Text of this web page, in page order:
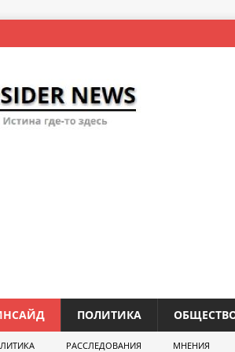
ПОЛИТИКА
РАССЛЕДОВАНИЯ МНЕНИЯ